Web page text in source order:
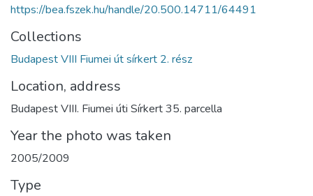
https://bea.fszek.hu/handle/20.500.14711/64491
Collections
Budapest VIII Fiumei út sírkert 2. rész
Location, address
Budapest VIII. Fiumei úti Sírkert 35. parcella
Year the photo was taken
2005/2009
Type